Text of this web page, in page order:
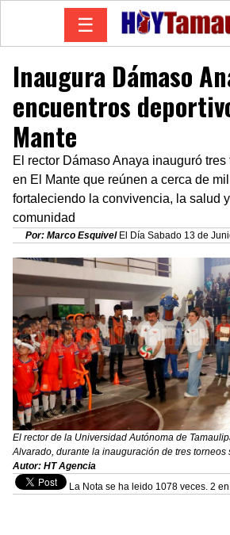
☰
Inaugura Dámaso
encuentros
Mante
El rector Dámaso Anaya inauguró
en El Mante que reúnen a cerca de
fortaleciendo la convivencia, la salud
comunidad
Por: Marco EsquivelEl Día Sabado 13 de
El rector de la Universidad Autónoma de
Alvarado, durante la inauguración de tres torneos
Autor: HT Agencia
La Nota se ha leido 1078 veces. 2 en